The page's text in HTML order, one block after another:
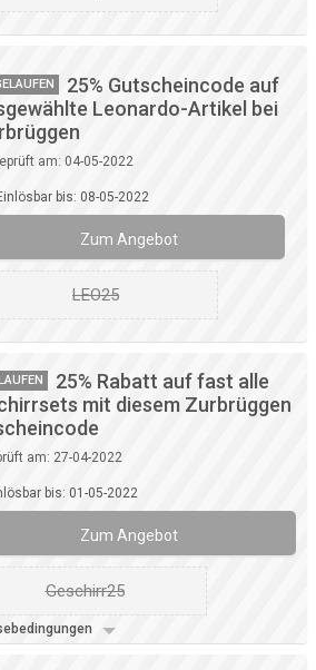
25% Gutscheincode auf
Leonardo-Artikel bei
am: 04-05-2022
bis: 08-05-2022
Zum Angebot
LEO25
25% Rabatt auf fast alle
mit diesem Zurbrüggen
am: 27-04-2022
bis: 01-05-2022
Zum Angebot
Geschirr25